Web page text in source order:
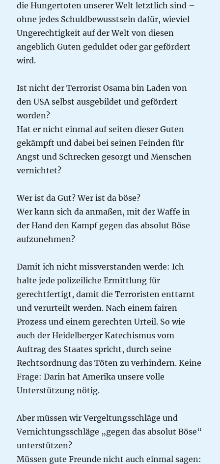
die Hungertoten unserer Welt letztlich sind –
ohne jedes Schuldbewusstsein dafür, wieviel
Ungerechtigkeit auf der Welt von diesen
angeblich Guten geduldet oder gar gefördert
wird.
Ist nicht der Terrorist Osama bin Laden von
den USA selbst ausgebildet und gefördert
worden?
Hat er nicht einmal auf seiten dieser Guten
gekämpft und dabei bei seinen Feinden für
Angst und Schrecken gesorgt und Menschen
vernichtet?
Wer ist da Gut? Wer ist da böse?
Wer kann sich da anmaßen, mit der Waffe in
der Hand den Kampf gegen das absolut Böse
aufzunehmen?
Damit ich nicht missverstanden werde: Ich
halte jede polizeiliche Ermittlung für
gerechtfertigt, damit die Terroristen enttarnt
und verurteilt werden. Nach einem fairen
Prozess und einem gerechten Urteil. So wie
auch der Heidelberger Katechismus vom
Auftrag des Staates spricht, durch seine
Rechtsordnung das Töten zu verhindern. Keine
Frage: Darin hat Amerika unsere volle
Unterstützung nötig.
Aber müssen wir Vergeltungsschläge und
Vernichtungsschläge „gegen das absolut Böse“
unterstützen?
Müssen gute Freunde nicht auch einmal sagen: